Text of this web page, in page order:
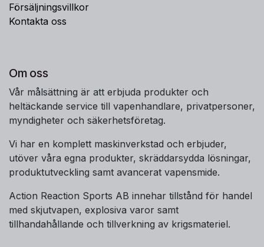
Försäljningsvillkor
Kontakta oss
Om oss
Vår målsättning är att erbjuda produkter och
heltäckande service till vapenhandlare, privatpersoner,
myndigheter och säkerhetsföretag.
Vi har en komplett maskinverkstad och erbjuder,
utöver våra egna produkter, skräddarsydda lösningar,
produktutveckling samt avancerat vapensmide.
Action Reaction Sports AB innehar tillstånd för handel
med skjutvapen, explosiva varor samt
tillhandahållande och tillverkning av krigsmateriel.